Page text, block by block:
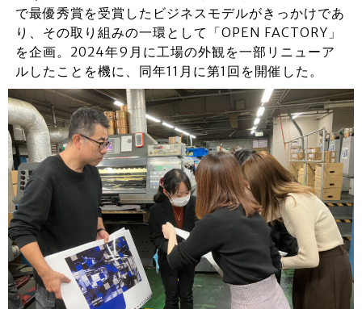
で最優秀賞を受賞したビジネスモデルがきっかけであ
り、その取り組みの一環として「OPEN FACTORY」
を企画。2024年9月に工場の外観を一部リニューア
ルしたことを機に、同年11月に第1回を開催した。